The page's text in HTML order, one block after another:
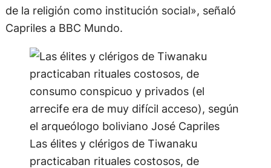
de la religión como institución social», señaló
Capriles a BBC Mundo.
Las élites y clérigos de Tiwanaku
practicaban rituales costosos, de